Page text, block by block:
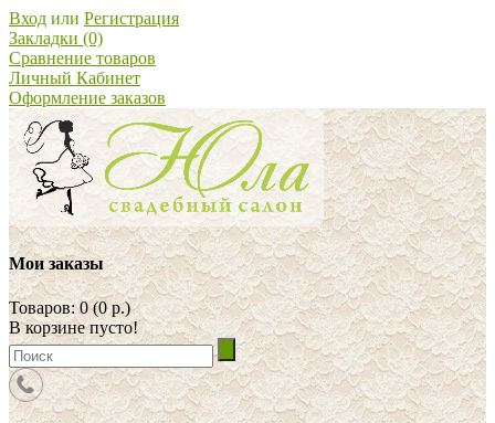
Вход или Регистрация
Закладки (0)
Сравнение товаров
Личный Кабинет
Оформление заказов
Мои заказы
Товаров: 0 (0 р.)
В корзине пусто!